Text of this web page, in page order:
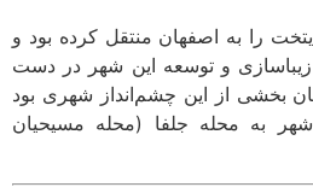
به اصفهان منتقل کرده بود و
و توسعه این شهر در دست
از این چشم‌انداز شهری بود
محله جلفا (محله مسیحیان